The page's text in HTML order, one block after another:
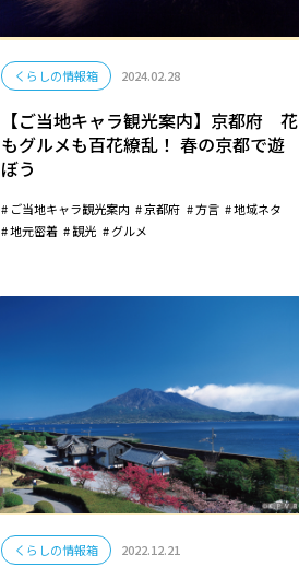
くらしの情報箱 2024.02.28
【ご当地キャラ観光案内】京都府 花
もグルメも百花繚乱！ 春の京都で遊
ぼう
ご当地キャラ観光案内 京都府 方言
地域ネタ
地元密着
観光 グルメ
くらしの情報箱 2022.12.21